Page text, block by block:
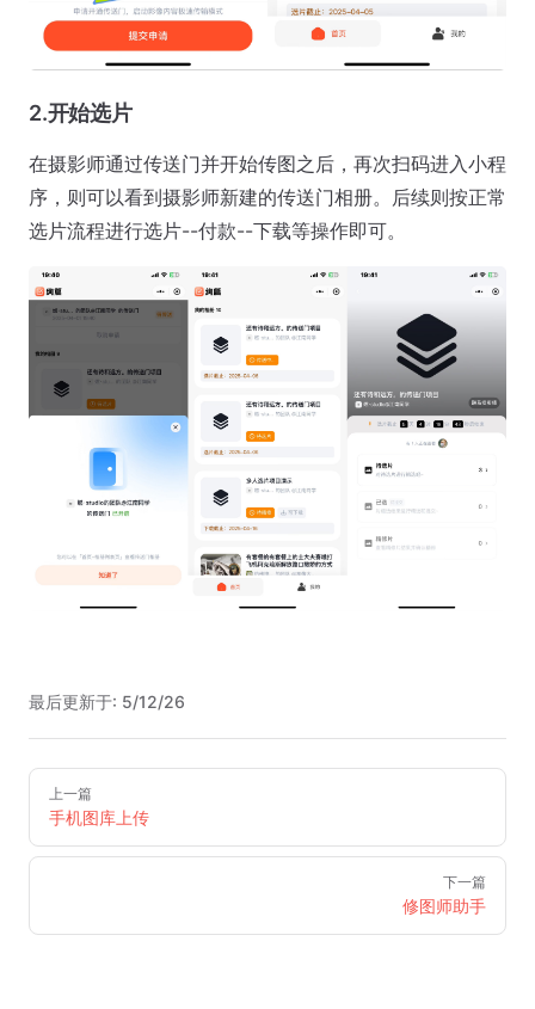
2.开始选片
在摄影师通过传送门并开始传图之后，再次扫码进入小程
序，则可以看到摄影师新建的传送门相册。后续则按正常
选片流程进行选片--付款--下载等操作即可。
最后更新于: 5/12/26
Pager
上一篇
手机图库上传
下一篇
修图师助手